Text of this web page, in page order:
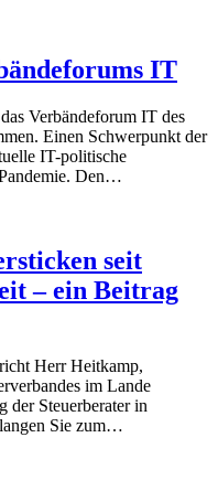
IT
Verbändeforum IT des
Einen Schwerpunkt der
IT-politische
Den…
seit
– ein Beitrag
Herr Heitkamp,
im Lande
der Steuerberater in
Sie zum…